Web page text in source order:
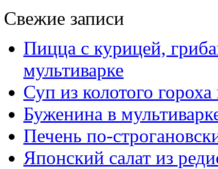
Свежие записи
Пицца с курицей,
мультиварке
Суп из колотого
Буженина в
Печень по-
Японский салат из